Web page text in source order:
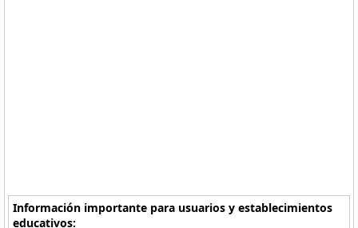
Información importante para usuarios y establecimientos
educativos: